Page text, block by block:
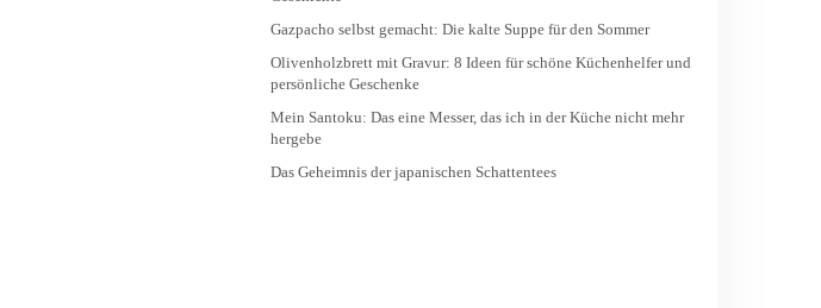
Gazpacho selbst gemacht: Die kalte Suppe für den Sommer
Olivenholzbrett mit Gravur: 8 Ideen für schöne Küchenhelfer und
persönliche Geschenke
Mein Santoku: Das eine Messer, das ich in der Küche nicht mehr
hergebe
Das Geheimnis der japanischen Schattentees